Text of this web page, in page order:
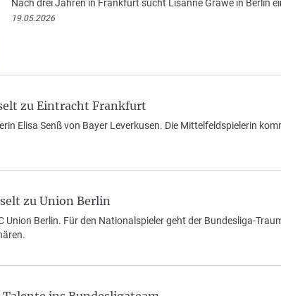
Nach drei Jahren in Frankfurt sucht Lisanne Gräwe in Berlin
19.05.2026
zu Eintracht Frankfurt
Elisa Senß von Bayer Leverkusen. Die Mittelfeldspielerin
zu Union Berlin
Union Berlin. Für den Nationalspieler geht der Bundesliga-